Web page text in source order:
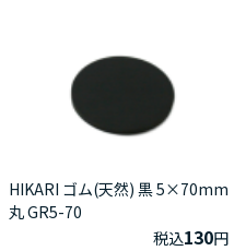
HIKARI ゴム(天然) 黒 5×70mm
丸 GR5-70
税込130円